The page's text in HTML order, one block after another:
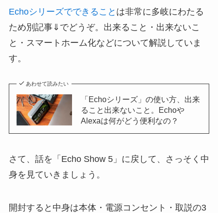
Echoシリーズでできること は非常に多岐にわたる
ため別記事⇓でどうぞ。出来ること・出来ないこ
と・スマートホーム化などについて解説していま
す。
あわせて読みたい
「Echoシリーズ」の使い方、出来
ること出来ないこと。Echoや
Alexaは何がどう便利なの？
さて、話を「Echo Show 5」に戻して、さっそく中
身を見ていきましょう。
開封すると中身は本体・電源コンセント・取説の3